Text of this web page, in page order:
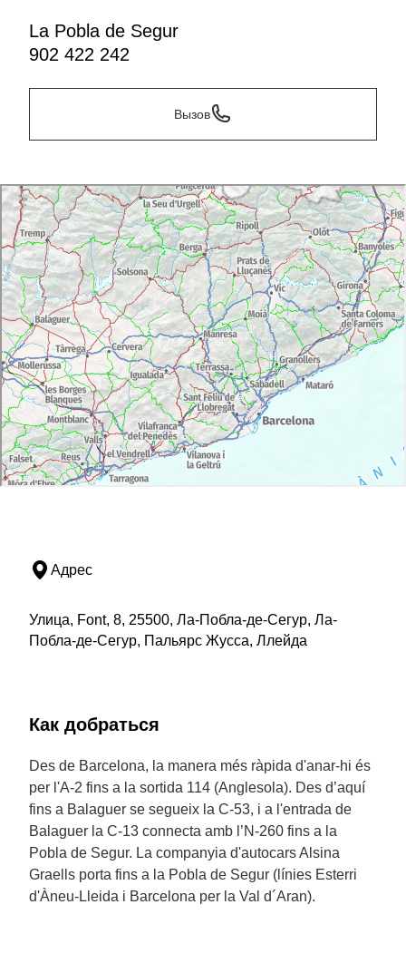
La Pobla de Segur
902 422 242
Вызов
Адрес
Улица, Font, 8, 25500, Ла-Побла-де-Сегур, Ла-
Побла-де-Сегур, Пальярс Жусса, Ллейда
Как добраться
Des de Barcelona, la manera més ràpida d'anar-hi és
per l'A-2 fins a la sortida 114 (Anglesola). Des d’aquí
fins a Balaguer se segueix la C-53, i a l'entrada de
Balaguer la C-13 connecta amb l’N-260 fins a la
Pobla de Segur. La companyia d'autocars Alsina
Graells porta fins a la Pobla de Segur (línies Esterri
d'Àneu-Lleida i Barcelona per la Val d´Aran).